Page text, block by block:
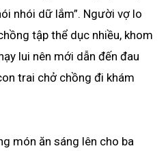
nhói dữ lắm”. Người vợ lo
tập thể dục nhiều, khom
lui nên mới dẫn đến đau
trai chở chồng đi khám
món ăn sáng lên cho ba